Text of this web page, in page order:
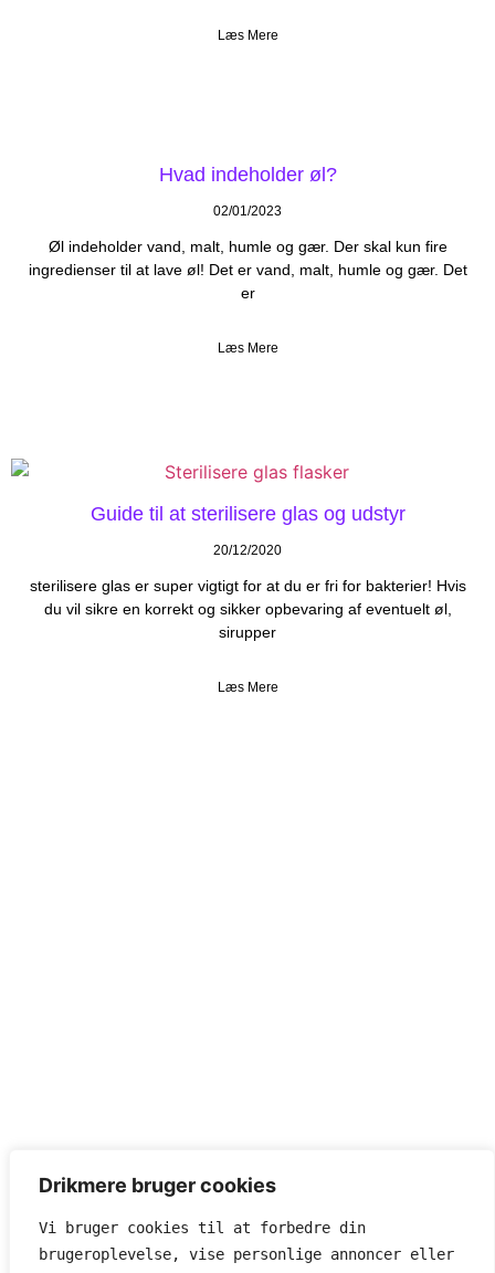
Drikmere bruger cookies
Vi bruger cookies til at forbedre din
brugeroplevelse, vise personlige annoncer eller
Læs Mere
Hvad indeholder øl?
02/01/2023
Øl indeholder vand, malt, humle og gær. Der skal kun fire
ingredienser til at lave øl! Det er vand, malt, humle og gær. Det
er
Læs Mere
Guide til at sterilisere glas og udstyr
20/12/2020
sterilisere glas er super vigtigt for at du er fri for bakterier! Hvis
du vil sikre en korrekt og sikker opbevaring af eventuelt øl,
sirupper
Læs Mere